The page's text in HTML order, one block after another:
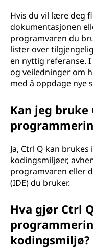
Hvis du vil lære deg
dokumentasjonen
programvaren du
lister over
en nyttig referanse.
og veiledninger om
med å oppdage nye
Kan jeg bruke
Ja, Ctrl Q kan
kodingsmiljøer,
programvaren eller
(IDE) du bruker.
Hva gjør Ctrl
kodingsmiljø?